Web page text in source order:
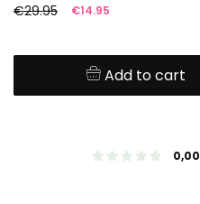
€29.95
€14.95
Add to cart
0,00